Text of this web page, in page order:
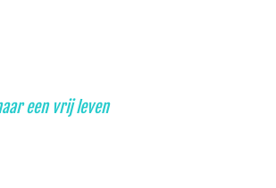
een vrij leven